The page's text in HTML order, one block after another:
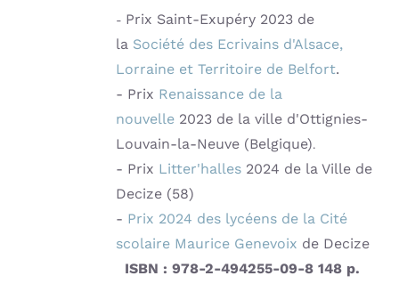
- Prix Saint-Exupéry 2023 de
la Société des Ecrivains d'Alsace,
Lorraine et Territoire de Belfort.
- Prix Renaissance de la
nouvelle 2023 de la ville d'Ottignies-
Louvain-la-Neuve (Belgique).
- Prix Litter'halles 2024 de la Ville de
Decize (58)
- Prix 2024 des lycéens de la Cité
scolaire Maurice Genevoix de Decize
ISBN : 978-2-494255-09-8148 p.